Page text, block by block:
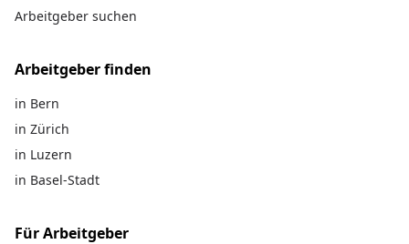
Arbeitgeber suchen
Arbeitgeber finden
in Bern
in Zürich
in Luzern
in Basel-Stadt
Für Arbeitgeber